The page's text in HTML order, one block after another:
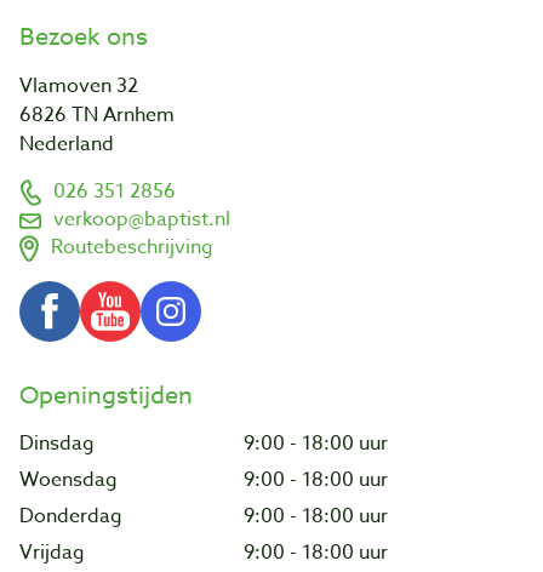
Bezoek ons
Vlamoven 32
6826 TN Arnhem
Nederland
026 351 2856
verkoop@baptist.nl
Routebeschrijving
Openingstijden
Dinsdag
9:00 - 18:00 uur
Woensdag
9:00 - 18:00 uur
Donderdag
9:00 - 18:00 uur
Vrijdag
9:00 - 18:00 uur